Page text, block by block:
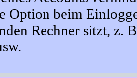
Option beim
Rechner sitzt, z.